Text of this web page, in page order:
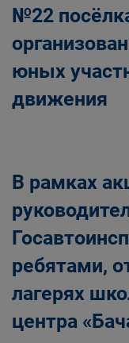
№22
юных
движения
В рамках
ребятами,
лагерях
центра